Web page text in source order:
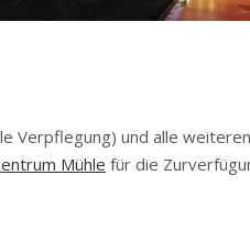
Verpflegung) und alle
Mühle für die